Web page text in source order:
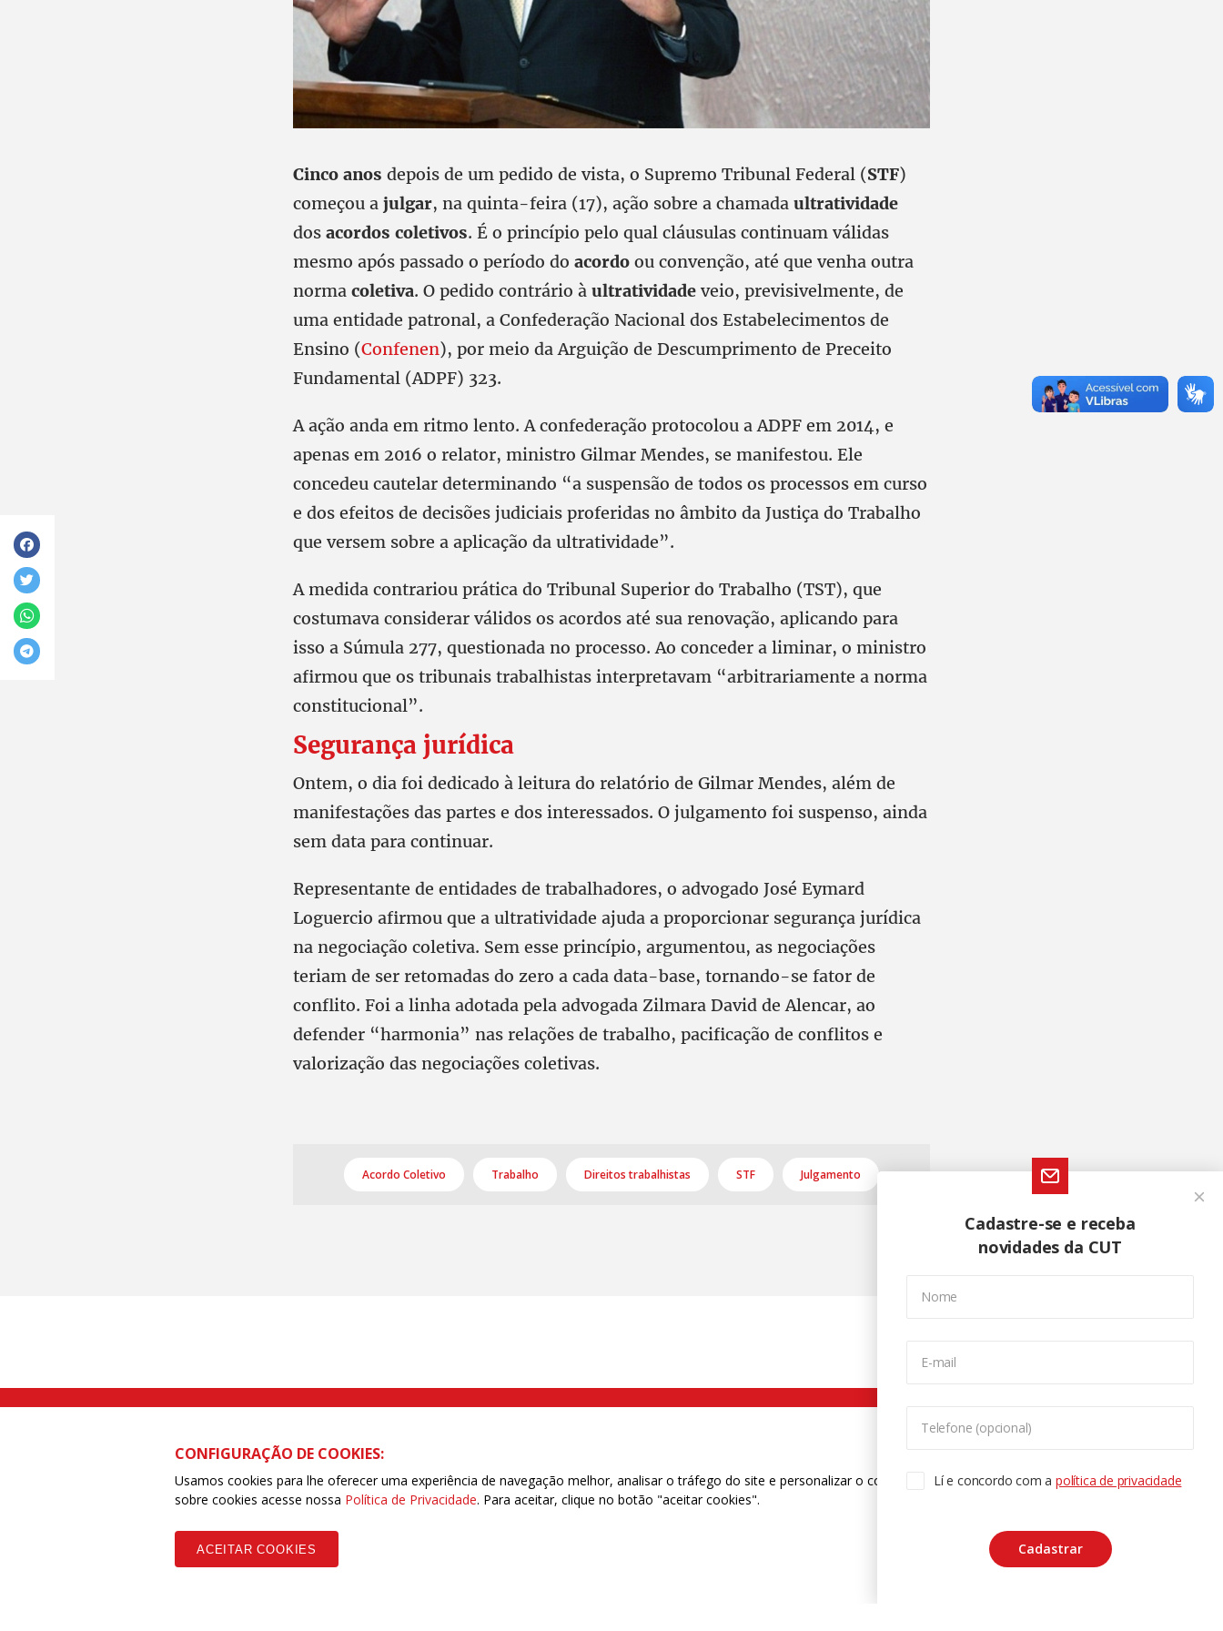
Cinco anos depois de um pedido de vista, o Supremo Tribunal Federal (STF)
começou a julgar, na quinta-feira (17), ação sobre a chamada ultratividade
dos acordos coletivos. É o princípio pelo qual cláusulas continuam válidas
mesmo após passado o período do acordo ou convenção, até que venha outra
norma coletiva. O pedido contrário à ultratividade veio, previsivelmente, de
uma entidade patronal, a Confederação Nacional dos Estabelecimentos de
Ensino (Confenen), por meio da Arguição de Descumprimento de Preceito
Fundamental (ADPF) 323.
A ação anda em ritmo lento. A confederação protocolou a ADPF em 2014, e
apenas em 2016 o relator, ministro Gilmar Mendes, se manifestou. Ele
concedeu cautelar determinando “a suspensão de todos os processos em curso
e dos efeitos de decisões judiciais proferidas no âmbito da Justiça do Trabalho
que versem sobre a aplicação da ultratividade”.
A medida contrariou prática do Tribunal Superior do Trabalho (TST), que
costumava considerar válidos os acordos até sua renovação, aplicando para
isso a Súmula 277, questionada no processo. Ao conceder a liminar, o ministro
afirmou que os tribunais trabalhistas interpretavam “arbitrariamente a norma
constitucional”.
Segurança jurídica
Ontem, o dia foi dedicado à leitura do relatório de Gilmar Mendes, além de
manifestações das partes e dos interessados. O julgamento foi suspenso, ainda
sem data para continuar.
Representante de entidades de trabalhadores, o advogado José Eymard
Loguercio afirmou que a ultratividade ajuda a proporcionar segurança jurídica
na negociação coletiva. Sem esse princípio, argumentou, as negociações
teriam de ser retomadas do zero a cada data-base, tornando-se fator de
conflito. Foi a linha adotada pela advogada Zilmara David de Alencar, ao
defender “harmonia” nas relações de trabalho, pacificação de conflitos e
valorização das negociações coletivas.
Acordo Coletivo Trabalho Direitos trabalhistas STF Julgamento
Cadastre-se e receba
novidades da CUT
Nome
E-mail
Telefone (opcional)
Lí e concordo com apolítica de privacidade
Cadastrar
Rua Caetano Pinto nº 575 CEP 03041-000 Brás, São Paulo/SP | Telefone (11) 2108 9200 - Fax (11) 2108 9310
Copyleft CUT Central Única dos Trabalhadores 3.960 - Entidades Filiadas | 7.933.029 - Trabalhadores(as) Associados | 25.831.443 - Trabalhadores(as) na Base
CONFIGURAÇÃO DE COOKIES:
Usamos cookies para lhe oferecer uma experiência de navegação melhor, analisar o tráfego do site e personalizar o conteúdo. Para saber mais
sobre cookies acesse nossa Política de Privacidade. Para aceitar, clique no botão "aceitar cookies".
ACEITAR COOKIES